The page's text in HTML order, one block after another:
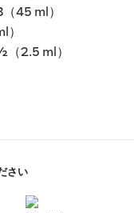
45 ml）
2.5 ml）
さい